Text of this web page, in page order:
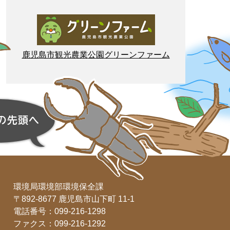
鹿児島市観光農業公園 グリーンファーム
環境局環境部環境保全課
〒892-8677 鹿児島市山下町 11-1
電話番号：099-216-1298
ファクス：099-216-1292